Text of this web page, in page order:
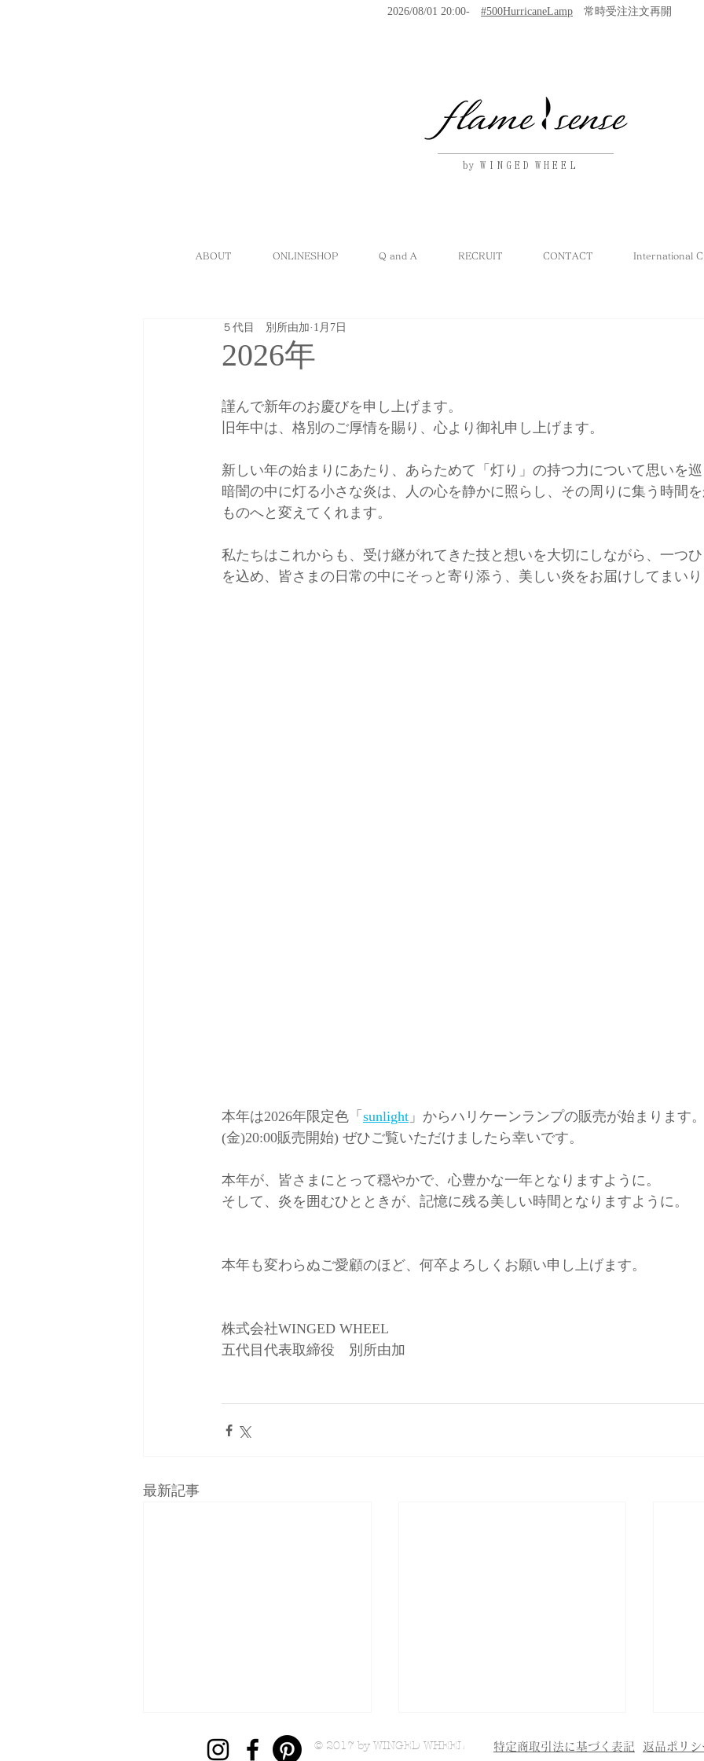
2026/08/01 20:00- #500HurricaneLamp 常時受注注文再開
by W I N G E D W H E E L
ABOUT ONLINESHOP Q and A RECRUIT CONTACT International
2026年
５代目 別所由加 1月7日
謹んで新年のお慶びを申し上げます。
旧年中は、格別のご厚情を賜り、心より御礼申し上げます。
新しい年の始まりにあたり、あらためて「灯り」の持つ力について思いを巡
暗闇の中に灯る小さな炎は、人の心を静かに照らし、その周りに集う時間
ものへと変えてくれます。
私たちはこれからも、受け継がれてきた技と想いを大切にしながら、一つ
を込め、皆さまの日常の中にそっと寄り添う、美しい炎をお届けしてまいり
本年は2026年限定色「 sunlight 」からハリケーンランプの販売が始まります
(金)20:00販売開始) ぜひご覧いただけましたら幸いです。
本年が、皆さまにとって穏やかで、心豊かな一年となりますように。
そして、炎を囲むひとときが、記憶に残る美しい時間となりますように。
本年も変わらぬご愛顧のほど、何卒よろしくお願い申し上げます。
株式会社WINGED WHEEL
五代目代表取締役　別所由加
最新記事
© 2017 by WINGED WHEEL 特定商取引法に基づく表記 返品ポリシ